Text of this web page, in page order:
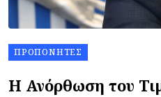
ΠΡΟΠΟΝΗΤΈΣ
Η Ανόρθωση του